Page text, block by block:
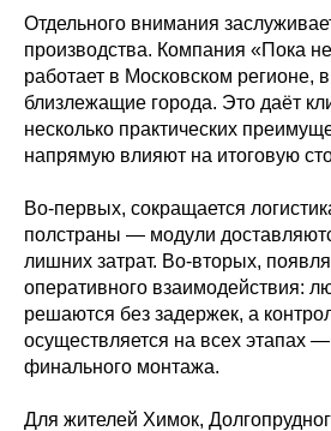
Отдельного внимания
производства. Компания «Пока
работает в Московском регионе,
близлежащие города. Это даёт
несколько практических
напрямую влияют на итоговую
Во-первых, сокращается
полстраны — модули
лишних затрат. Во-вторых,
оперативного взаимодействия:
решаются без задержек, а
осуществляется на всех этапах
финального монтажа.
Для жителей Химок,